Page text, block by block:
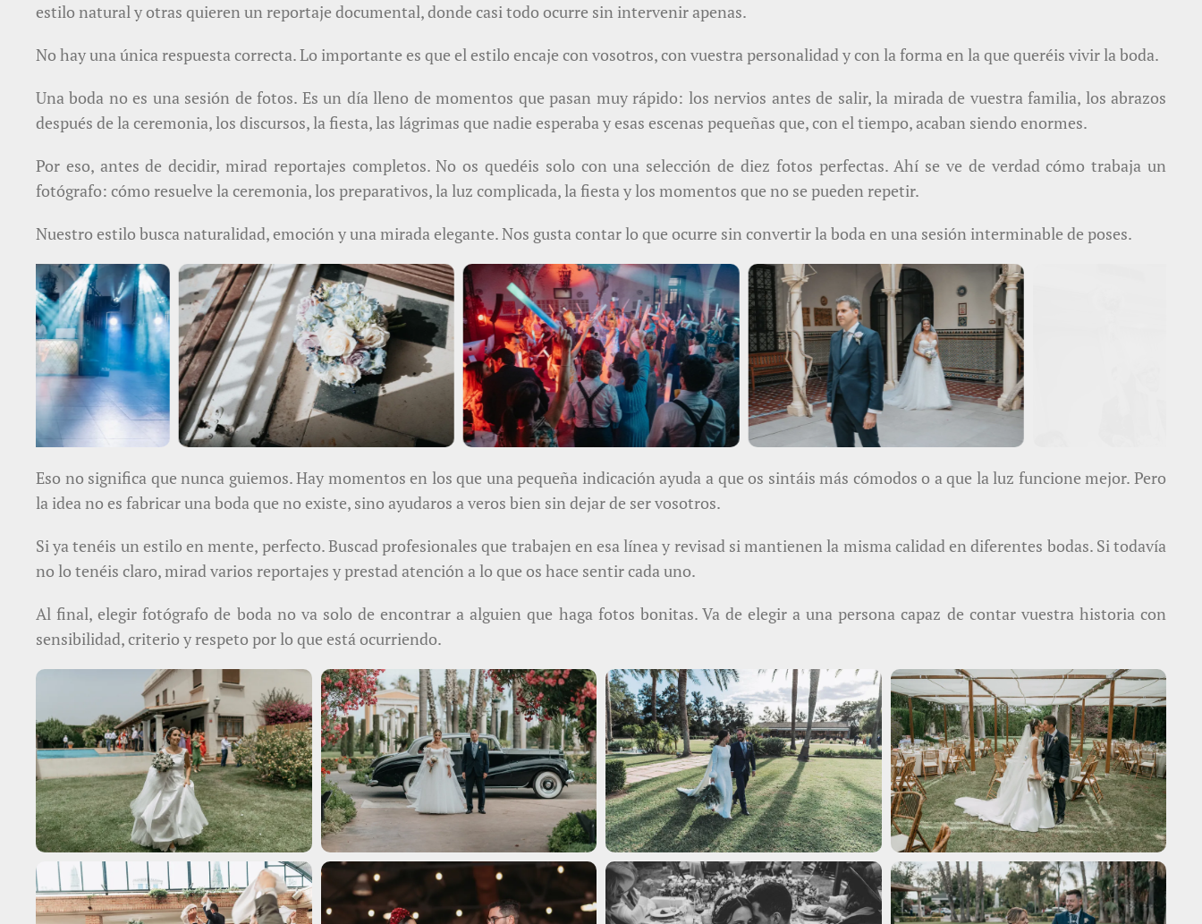
estilo natural y otras quieren un reportaje documental, donde casi todo ocurre sin intervenir apenas.
No hay una única respuesta correcta. Lo importante es que el estilo encaje con vosotros, con vuestra personalidad y con la forma en la que queréis vivir la boda.
Una boda no es una sesión de fotos. Es un día lleno de momentos que pasan muy rápido: los nervios antes de salir, la mirada de vuestra familia, los abrazos
después de la ceremonia, los discursos, la fiesta, las lágrimas que nadie esperaba y esas escenas pequeñas que, con el tiempo, acaban siendo enormes.
Por eso, antes de decidir, mirad reportajes completos. No os quedéis solo con una selección de diez fotos perfectas. Ahí se ve de verdad cómo trabaja un
fotógrafo: cómo resuelve la ceremonia, los preparativos, la luz complicada, la fiesta y los momentos que no se pueden repetir.
Nuestro estilo busca naturalidad, emoción y una mirada elegante. Nos gusta contar lo que ocurre sin convertir la boda en una sesión interminable de poses.
Eso no significa que nunca guiemos. Hay momentos en los que una pequeña indicación ayuda a que os sintáis más cómodos o a que la luz funcione mejor. Pero
la idea no es fabricar una boda que no existe, sino ayudaros a veros bien sin dejar de ser vosotros.
Si ya tenéis un estilo en mente, perfecto. Buscad profesionales que trabajen en esa línea y revisad si mantienen la misma calidad en diferentes bodas. Si todavía
no lo tenéis claro, mirad varios reportajes y prestad atención a lo que os hace sentir cada uno.
Al final, elegir fotógrafo de boda no va solo de encontrar a alguien que haga fotos bonitas. Va de elegir a una persona capaz de contar vuestra historia con
sensibilidad, criterio y respeto por lo que está ocurriendo.